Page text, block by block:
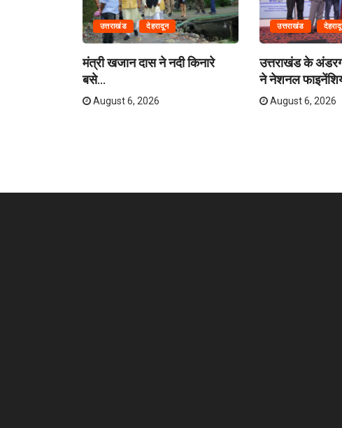
उत्तराखंड देहरादून
मंत्री खजान दास ने नदी किनारे
बसे...
August 6, 2026
उत्तराखंड
उत्तराखंड के
ने नेशनल
August 6, 2026